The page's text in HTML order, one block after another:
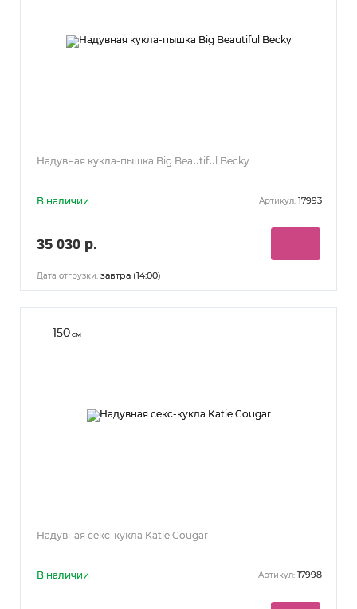
Надувная кукла-пышка Big Beautiful Becky
В наличии Артикул: 17993
35 030 р.
Дата отгрузки: завтра (14:00)
150см
Надувная секс-кукла Katie Cougar
В наличии Артикул: 17998